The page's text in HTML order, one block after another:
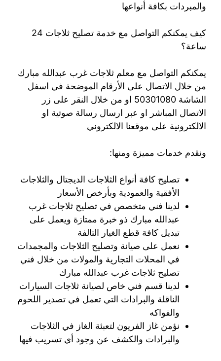
والمبردات بكافة أنواعها
كيف يمكنكم التواصل مع خدمة تصليح ثلاجات 24
ساعة؟
يمكنكم التواصل مع معلم ثلاجات غرب عبدالله مبارك
من خلال الاتصال على الأرقام الموضحة في اسفل
الشاشة 50301080 او من خلال النقر على زر
الاتصال المباشر او عبر ارسال رسالة صوتية او
الالكترونية على موقعنا الالكتروني
ونقدم خدمات مميزة ومنها:
تصليح كافة أنواع الثلاجات الديجتال والثلاجات
الأفقية والعمودية وبأرخص الأسعار
لدينا فني متخصص في تصليح ثلاجات غرب
عبدالله مبارك ذو خبرة ممتازة ويعمل على
تبديل كافة قطع الغيار التالفة
نعمل على صيانة وتصليح الثلاجات والمجمدات
في المحلات التجارية والمولات من خلال فني
تصليح ثلاجات غرب عبدالله مبارك
لدينا قسم فني خاص لصيانة ثلاجات السيارات
الناقلة والبرادات التي تعمل في تصدير اللحوم
والفواكه
نؤمن غاز الفريون لتعبئة الغاز في الثلاجات
والبرادات والكشف عن وجود أي تسريب فيها